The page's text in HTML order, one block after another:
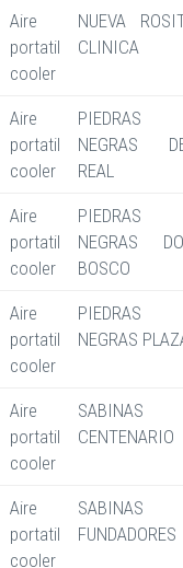
Aire
portatil
cooler
NUEVA
CLINICA
Aire
portatil
cooler
PIEDRAS
NEGRAS
REAL
Aire
portatil
cooler
PIEDRAS
NEGRAS
BOSCO
Aire
portatil
cooler
PIEDRAS
NEGRAS
Aire
portatil
cooler
SABINAS
CENTENARIO
Aire
portatil
cooler
SABINAS
FUNDADORES